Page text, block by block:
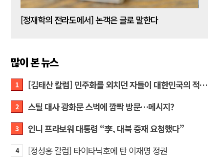
[정재학의 전라도에서] 논객은 글로 말한다
많이 본 뉴스
1 [김태산 칼럼] 민주화를 외치던 자들이 대한민국의 적이고 간첩이었다
2 스틸 대사 광화문 스벅에 깜짝 방문…메시지?
3 인니 프라보워 대통령 “李, 대북 중재 요청했다”
4 [정성홍 칼럼] 타이타닉호에 탄 이재명 정권